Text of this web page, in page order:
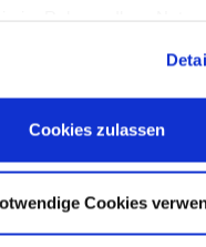
unsere Webseite
Cookies zulassen
Cookies
Les membres TCS sont
Lines, Tirrenia et Toremar
l'Italie continentale vers
Sardaigne / Sicile).